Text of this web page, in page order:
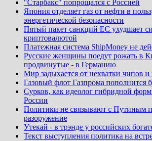
"Старбакс" попрощался с Россией
Япония отделяет газ от нефти в
энергетической безопасности
Пятый пакет санкций ЕС ухудшает
криптовалютой
Платежная система ShipMoney не
Русские женщины поедут рожать в
продвинутые - в Германию
Мир задыхается от нехватки чипов и
Газовый флот Газпрома пополнится
Сурков, как идеолог гибридной
России
Политики не связывают с Путиным
разоружение
Утекай - в трэнде у российских
Текст выступления политика на